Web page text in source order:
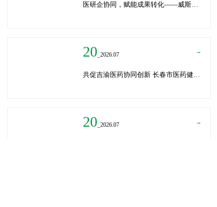
20 _2026.07 →
共促吉渝医药协同创新 长春市医药健康局与威斯腾生物走访重庆两江生命科技城
20 _2026.07 →